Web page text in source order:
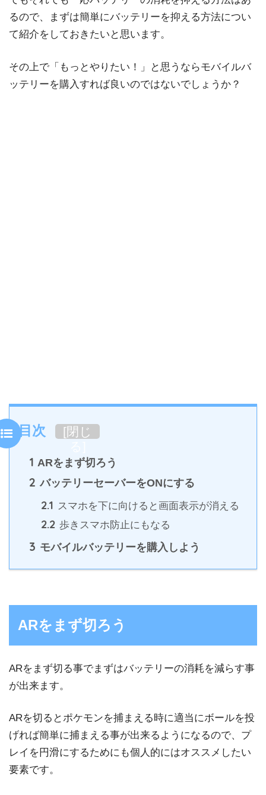
るので、まずは簡単にバッテリーを抑える方法につい
て紹介をしておきたいと思います。
その上で「もっとやりたい！」と思うならモバイルバ
ッテリーを購入すれば良いのではないでしょうか？
目次 [閉じ
1 ARをまず切ろう
2 バッテリーセーバーをONにする
2.1 スマホを下に向けると画面表示が消える
2.2 歩きスマホ防止にもなる
3 モバイルバッテリーを購入しよう
ARをまず切ろう
ARをまず切る事でまずはバッテリーの消耗を減らす事
が出来ます。
ARを切るとポケモンを捕まえる時に適当にボールを投
げれば簡単に捕まえる事が出来るようになるので、プ
レイを円滑にするためにも個人的にはオススメしたい
要素です。